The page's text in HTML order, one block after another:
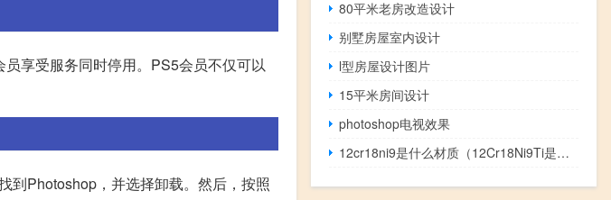
享受服务同时停用。PS5会员不仅可以
到Photoshop，并选择卸载。然后，按照
80平米老房改造设计
别墅房屋室内设计
l型房屋设计图片
15平米房间设计
photoshop电视效果
12cr18ni9是什么材质（12Cr18Ni9Ti是什么材质）